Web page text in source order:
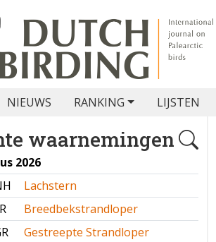
NIEUWS RANKING LIJSTEN
waarnemingen
2026
Lachstern
Breedbekstrandloper
Gestreepte Strandloper